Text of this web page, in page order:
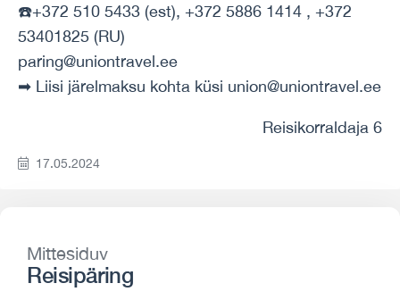
☎️+372 510 5433 (est), +372 5886 1414 , +372
53401825 (RU)
paring@uniontravel.ee
➡ Liisi järelmaksu kohta küsi union@uniontravel.ee
Reisikorraldaja 6
17.05.2024
Mittesiduv
Reisipäring